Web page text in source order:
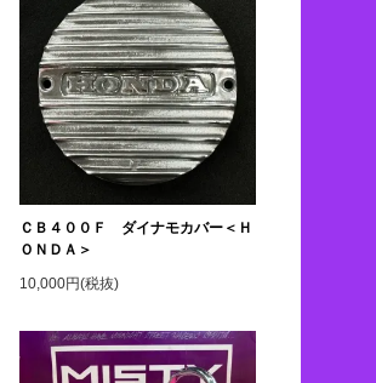
ＣＢ４００Ｆ ダイナモカバー＜Ｈ
ＯＮＤＡ＞
10,000円(税抜)